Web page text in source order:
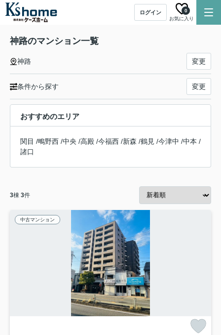
ログイン
お気に入り
0
神路のマンション一覧
神路 変更
条件から探す 変更
おすすめのエリア
関目 /鴫野西 /中央 /高殿 /今福西 /新森 /鶴見 /今津中 /中本 /
諸口
3棟 3件
中古マンション